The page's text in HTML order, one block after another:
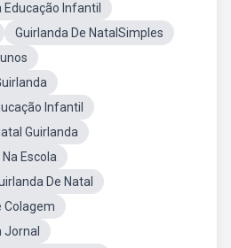
Educação Infantil
Guirlanda De NatalSimples
Infantil
Guirlanda
Escola
De Natal
Colagem
Jornal